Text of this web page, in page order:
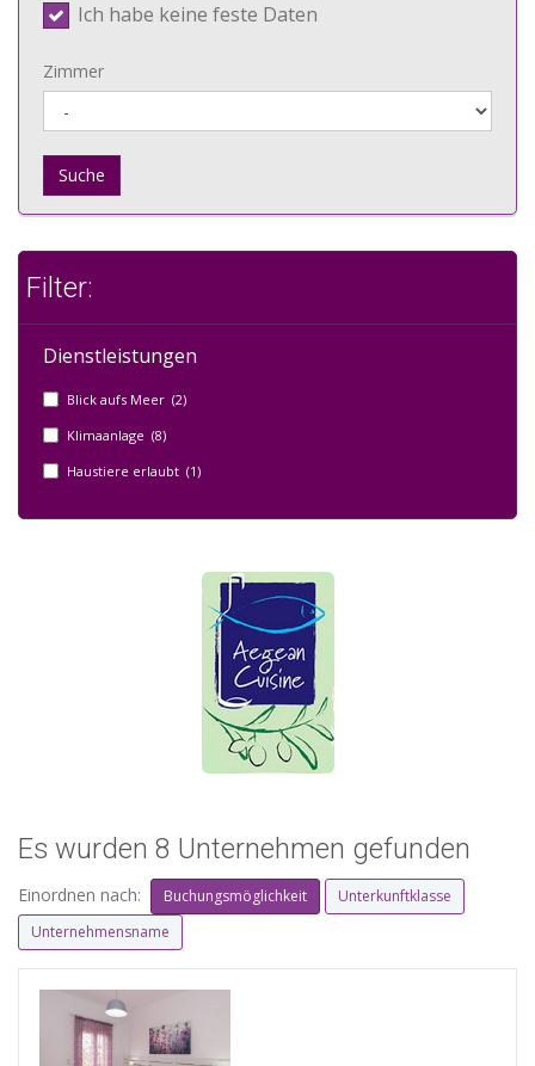
Ich habe keine feste Daten
Zimmer
Suche
Filter:
Dienstleistungen
Blick aufs Meer (2)
Klimaanlage (8)
Haustiere erlaubt (1)
Es wurden 8 Unternehmen gefunden
Einordnen nach: Buchungsmöglichkeit
Unterkunftklasse
Unternehmensname